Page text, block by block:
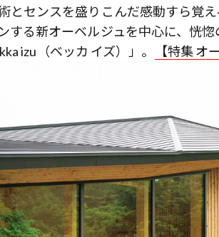
とセンスを盛りこんだ感動すら覚
する新オーベルジュを中心に、恍
izu（ベッカ イズ）」。
【特集 オ